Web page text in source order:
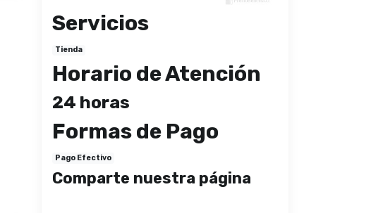
Servicios
Tienda
Horario de Atención
24 horas
Formas de Pago
Pago Efectivo
Comparte nuestra página